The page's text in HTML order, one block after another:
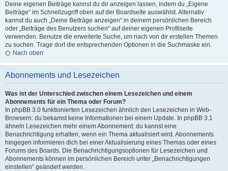
Deine eigenen Beiträge kannst du dir anzeigen lassen, indem du „Eigene
Beiträge“ im Schnellzugriff oben auf der Boardseite auswählst. Alternativ
kannst du auch „Deine Beiträge anzeigen“ in deinem persönlichen Bereich
oder „Beiträge des Benutzers suchen“ auf deiner eigenen Profilseite
verwenden. Benutze die erweiterte Suche, um nach von dir erstellen Themen
zu suchen. Trage dort die entsprechenden Optionen in die Suchmaske ein.
Nach oben
Abonnements und Lesezeichen
Was ist der Unterschied zwischen einem Lesezeichen und einem
Abonnements für ein Thema oder Forum?
In phpBB 3.0 funktionierten Lesezeichen ähnlich den Lesezeichen in Web-
Browsern: du bekamst keine Informationen bei einem Update. In phpBB 3.1
ähneln Lesezeichen mehr einem Abonnement: du kannst eine
Benachrichtigung erhalten, wenn ein Thema aktualisiert wird. Abonnements
hingegen informieren dich bei einer Aktualisierung eines Themas oder eines
Forums des Boards. Die Benachrichtigungsoptionen für Lesezeichen und
Abonnements können im persönlichen Bereich unter „Benachrichtigungen
einstellen“ geändert werden.